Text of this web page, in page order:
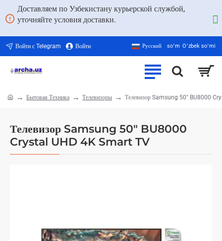
Доставляем по Узбекистану курьерской службой,
уточняйте условия доставки.
Войти с Telegram Войти Русский soʻm Oʻzbek soʻmi
Телевизор Samsung 50" BU8000
Crystal UHD 4K Smart TV
Бытовая Техника Телевизоры Телевизор Samsung 50" BU8000